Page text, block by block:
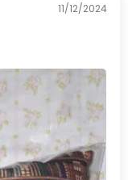
11/12/2024